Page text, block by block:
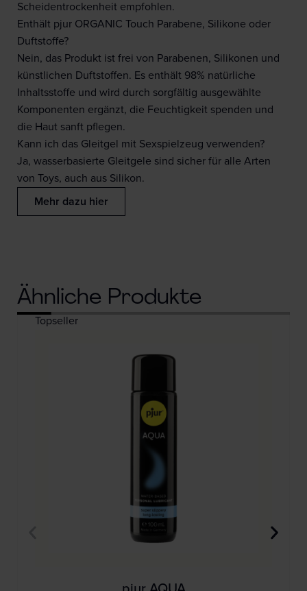
Scheidentrockenheit empfohlen.
Enthält pjur ORGANIC Touch Parabene, Silikone oder
Duftstoffe?
Nein, das Produkt ist frei von Parabenen, Silikonen und
künstlichen Duftstoffen. Es enthält 98% natürliche
Inhaltsstoffe und wird durch sorgfältig ausgewählte
Komponenten ergänzt, die Feuchtigkeit spenden und
die Haut sanft pflegen.
Kann ich das Gleitgel mit Sexspielzeug verwenden?
Ja, wasserbasierte Gleitgele sind sicher für alle Arten
von Toys, auch aus Silikon.
Mehr dazu hier
Ähnliche Produkte
Topseller